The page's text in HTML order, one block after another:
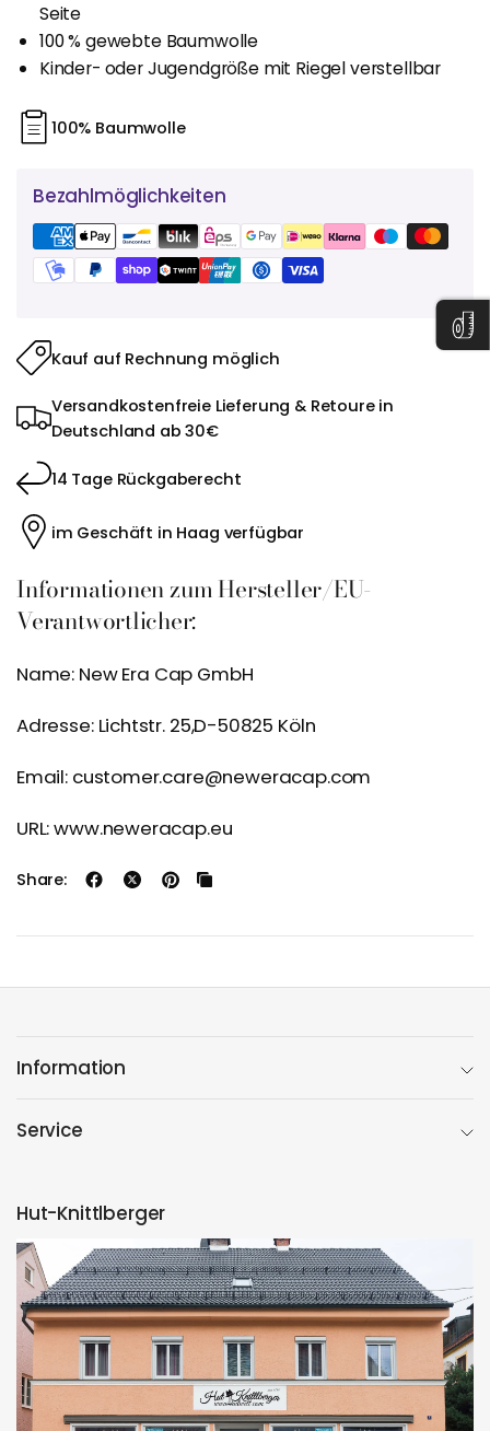
Seite
100 % gewebte Baumwolle
Kinder- oder Jugendgröße mit Riegel verstellbar
100% Baumwolle
Bezahlmöglichkeiten
Kauf auf Rechnung möglich
Versandkostenfreie Lieferung & Retoure in
Deutschland ab 30€
14 Tage Rückgaberecht
im Geschäft in Haag verfügbar
Informationen zum Hersteller/EU-
Verantwortlicher:
Name: New Era Cap GmbH
Adresse: Lichtstr. 25,D-50825 Köln
Email: customer.care@neweracap.com
URL: www.neweracap.eu
Share:
Information
Service
Hut-Knittlberger